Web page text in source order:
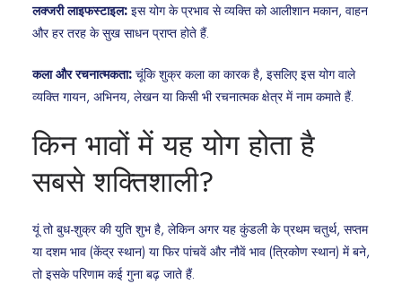
लक्जरी लाइफस्टाइल: इस योग के प्रभाव से व्यक्ति को आलीशान मकान, वाहन
और हर तरह के सुख साधन प्राप्त होते हैं.
कला और रचनात्मकता: चूंकि शुक्र कला का कारक है, इसलिए इस योग वाले
व्यक्ति गायन, अभिनय, लेखन या किसी भी रचनात्मक क्षेत्र में नाम कमाते हैं.
किन भावों में यह योग होता है
सबसे शक्तिशाली?
यूं तो बुध-शुक्र की युति शुभ है, लेकिन अगर यह कुंडली के प्रथम चतुर्थ, सप्तम
या दशम भाव (केंद्र स्थान) या फिर पांचवें और नौवें भाव (त्रिकोण स्थान) में बने,
तो इसके परिणाम कई गुना बढ़ जाते हैं.